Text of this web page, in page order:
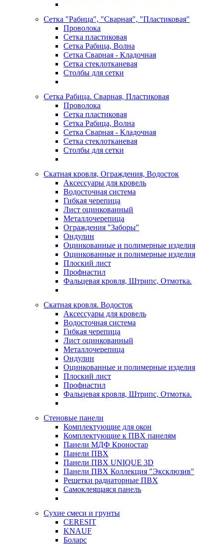
Сетка "Рабица", "Сварная", "Пластиковая"
Проволока
Сетка пластиковая
Сетка Рабица, Волна
Сетка Сварная - Кладочная
Сетка стеклотканевая
Столбы для сетки
Сетка Рабица. Сварная, Пластиковая
Проволока
Сетка пластиковая
Сетка Рабица, Волна
Сетка Сварная - Кладочная
Сетка стеклотканевая
Столбы для сетки
Скатная кровля, Ограждения, Водосток
Аксессуары для кровель
Водосточная система
Гибкая черепица
Лист оцинкованный
Металлочерепица
Ограждения "Заборы"
Ондулин
Оцинкованные и полимерные изделия
Оцинкованные и полимерные изделия
Плоский лист
Профнастил
Фальцевая кровля, Штрипс, Отмотка.
Скатная кровля. Водосток
Аксессуары для кровель
Водосточная система
Гибкая черепица
Лист оцинкованный
Металлочерепица
Ондулин
Оцинкованные и полимерные изделия
Плоский лист
Профнастил
Фальцевая кровля, Штрипс, Отмотка.
Стеновые панели
Комплектующие для окон
Комплектующие к ПВХ панелям
Панели МДФ Кроностар
Панели ПВХ
Панели ПВХ UNIQUE 3D
Панели ПВХ Коллекция "Эксклюзив"
Решетки радиаторные ПВХ
Самоклеящаяся панель
Сухие смеси и грунты
CERESIT
KNAUF
Боларс